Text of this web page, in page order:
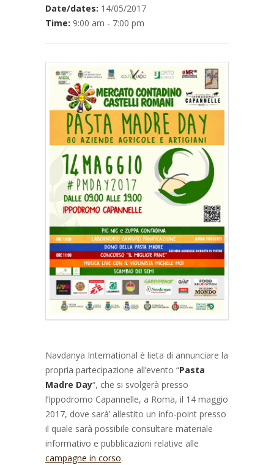
Date/dates: 14/05/2017
Time: 9:00 am - 7:00 pm
Navdanya International è lieta di annunciare la
propria partecipazione all’evento “Pasta
Madre Day“, che si svolgerà presso
l’Ippodromo Capannelle, a Roma, il 14 maggio
2017, dove sarà’ allestito un info-point presso
il quale sarà possibile consultare materiale
informativo e pubblicazioni relative alle
campagne in corso.